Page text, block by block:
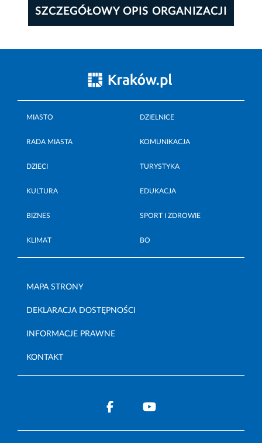
SZCZEGÓŁOWY OPIS ORGANIZACJI
MIASTO DZIELNICE
RADA MIASTA KOMUNIKACJA
DZIECI TURYSTYKA
KULTURA EDUKACJA
BIZNES SPORT I ZDROWIE
KLIMAT BO
MAPA STRONY
DEKLARACJA DOSTĘPNOŚCI
INFORMACJE PRAWNE
KONTAKT